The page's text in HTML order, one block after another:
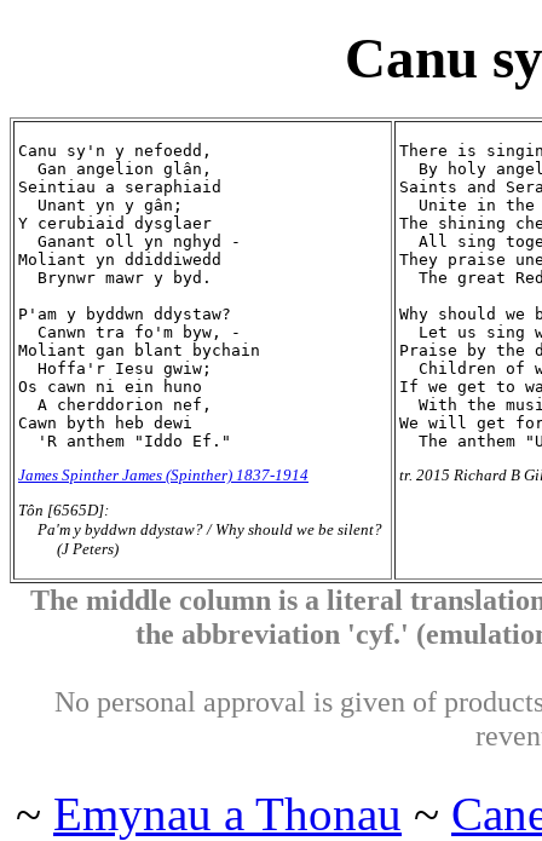
Canu
Canu sy'n y nefoedd,
  Gan angelion glân,
Seintiau a seraphiaid
  Unant yn y gân;
Y cerubiaid dysglaer
  Ganant oll yn nghyd -
Moliant yn ddiddiwedd
  Brynwr mawr y byd.
P'am y byddwn ddystaw?
  Canwn tra fo'm byw, -
Moliant gan blant bychain
  Hoffa'r Iesu gwiw;
Os cawn ni ein huno
  A cherddorion nef,
Cawn byth heb dewi
James Spinther James (Spinther) 1837-1914
Tôn [6565D]:
Pa'm y byddwn ddystaw? / Why should we be silent?
(J Peters)
There is
By holy
Saints and
Unite in the
The shining
All sing
They praise
The great
Why should
Let us sing
Praise by
Children of
If we get to
With the
We will get
tr. 2015 Richard B
The middle column is a literal
the abbreviation 'cyf.'
No personal approval is given of
~ Emynau a Thonau ~